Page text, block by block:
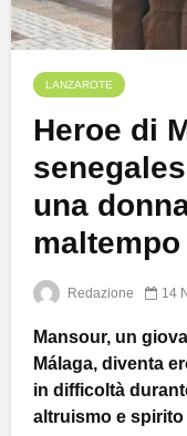
LANZAROTE
Heroe di
una
maltempo
Redazione 14
Mansour, un
Málaga, diventa
in difficoltà
altruismo e